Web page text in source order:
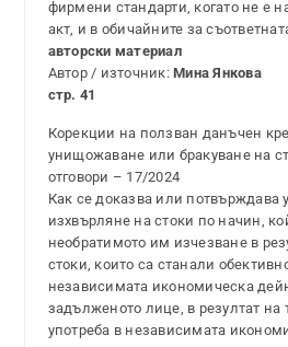
фирмени стандарти, когато не е
акт, и в обичайните за
авторски материал
Автор / източник:Мина Янкова
стр. 41
Корекции на ползван данъчен
унищожаване или бракуване на
отговори – 17/2024
Как се доказва или
изхвърляне на стоки по начин,
необратимото им изчезване в
стоки, които са станали
независимата икономическа
задълженото лице, в резултат на
употреба в независимата